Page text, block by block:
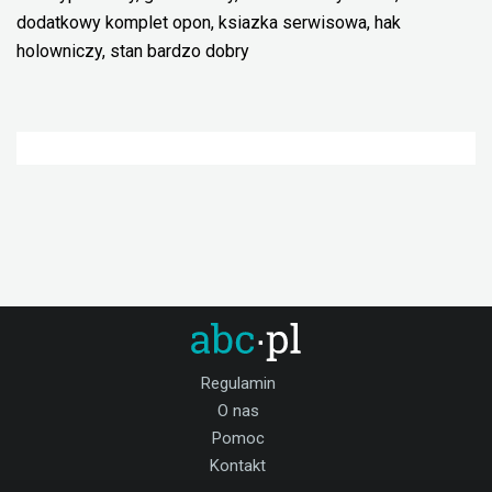
dodatkowy komplet opon, ksiazka serwisowa, hak
holowniczy, stan bardzo dobry
Regulamin
O nas
Pomoc
Kontakt